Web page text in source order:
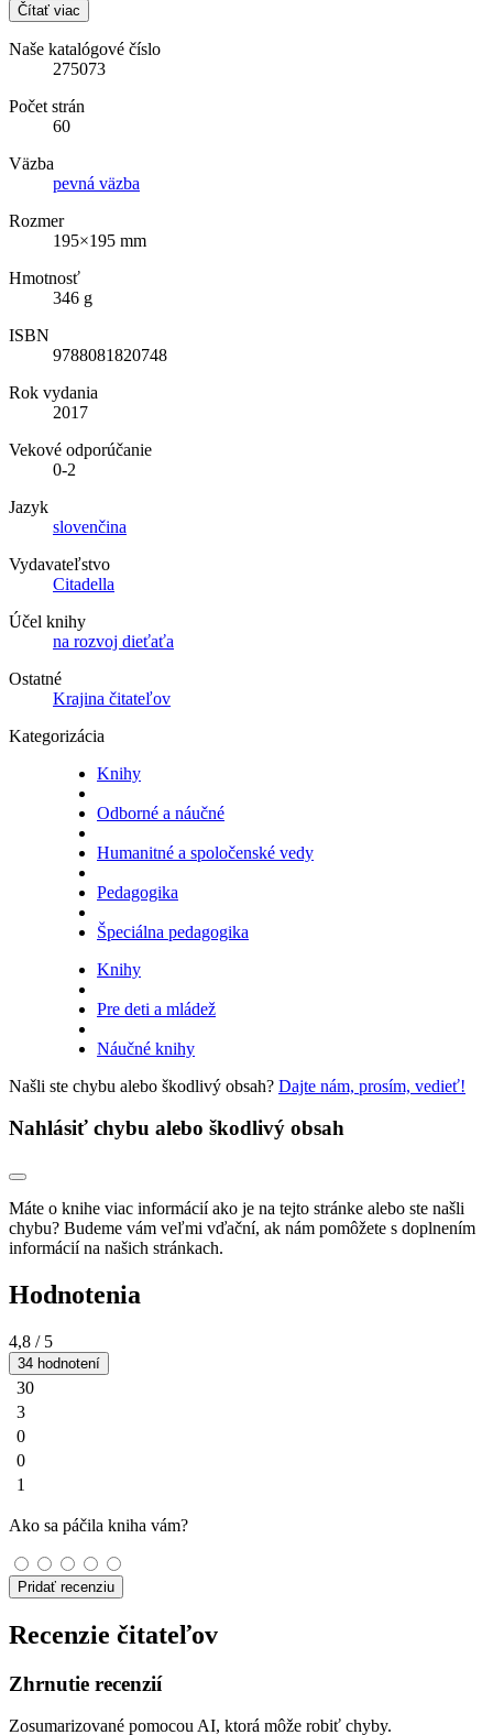
Čítať viac
Naše katalógové číslo
275073
Počet strán
60
Väzba
pevná väzba
Rozmer
195×195 mm
Hmotnosť
346 g
ISBN
9788081820748
Rok vydania
2017
Vekové odporúčanie
0-2
Jazyk
slovenčina
Vydavateľstvo
Citadella
Účel knihy
na rozvoj dieťaťa
Ostatné
Krajina čitateľov
Kategorizácia
Knihy
Odborné a náučné
Humanitné a spoločenské vedy
Pedagogika
Špeciálna pedagogika
Knihy
Pre deti a mládež
Náučné knihy
Našli ste chybu alebo škodlivý obsah? Dajte nám, prosím, vedieť!
Nahlásiť chybu alebo škodlivý obsah
Máte o knihe viac informácií ako je na tejto stránke alebo ste našli
chybu? Budeme vám veľmi vďační, ak nám pomôžete s doplnením
informácií na našich stránkach.
Hodnotenia
4,8 / 5
34 hodnotení
30
3
0
0
1
Ako sa páčila kniha vám?
Pridať recenziu
Recenzie čitateľov
Zhrnutie recenzií
Zosumarizované pomocou AI, ktorá môže robiť chyby.